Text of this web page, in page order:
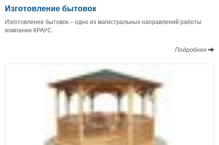
Изготовление бытовок
Изготовление бытовок – одно из магистральных направлений работы
компании КРАУС.
Подробнее